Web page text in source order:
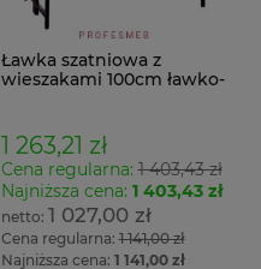
Ławka szatniowa z
wieszakami 100cm ławko-
1 263,21 zł
Cena regularna:1 403,43 zł
Najniższa cena: 1 403,43 zł
1 027,00 zł
Cena regularna:1 141,00 zł
Najniższa cena: 1 141,00 zł